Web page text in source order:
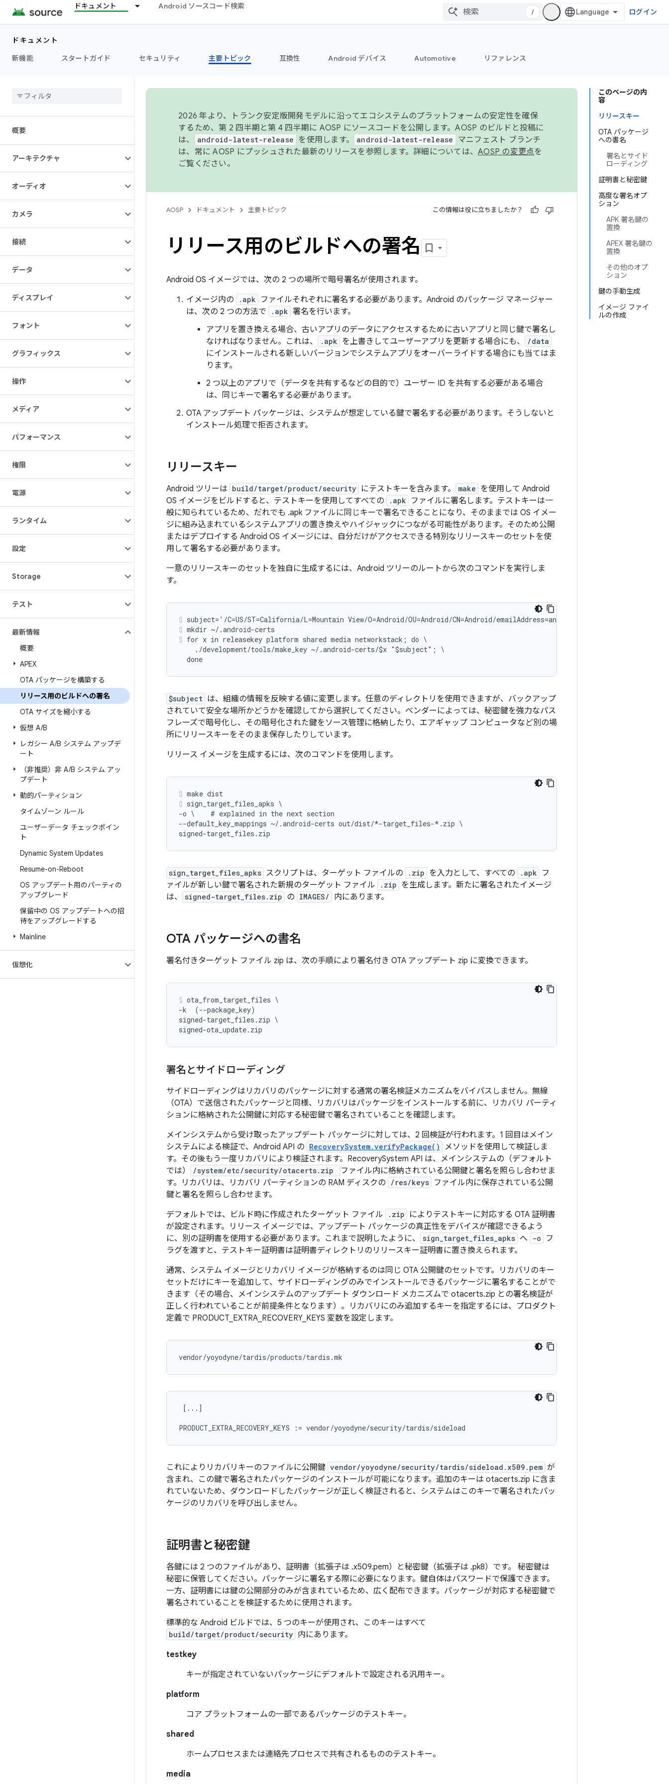
ドキュメント Android ソースコード検索
/ ログイン
ドキュメント
新機能
スタートガイド セキュリティ 主要トピック 互換性 Android デバイス Automotive リファレンス
概要
アーキテクチャ
オーディオ
カメラ
接続
データ
ディスプレイ
フォント
グラフィックス
操作
メディア
パフォーマンス
権限
電源
ランタイム
設定
Storage
テスト
最新情報
概要
APEX
OTA パッケージを構築する
リリース用のビルドへの署名
OTA サイズを縮小する
仮想 A/B
レガシー A/B システム アップデ
ート
（非推奨）非 A/B システム アッ
プデート
動的パーティション
タイムゾーン ルール
ユーザーデータ チェックポイン
ト
Dynamic System Updates
Resume-on-Reboot
OS アップデート用のパーティの
アップグレード
保留中の OS アップデートへの招
待をアップグレードする
Mainline
仮想化
このページの内
容
リリースキー
OTA パッケージ
への書名
署名とサイド
ローディング
証明書と秘密鍵
高度な署名オプ
ション
APK 署名鍵の
置換
APEX 署名鍵の
置換
その他のオプ
ション
鍵の手動生成
イメージ ファイ
ルの作成
2026 年より、トランク安定版開発モデルに沿ってエコシステムのプラットフォームの安定性を確保
するため、第 2 四半期と第 4 四半期に AOSP にソースコードを公開します。AOSP のビルドと投稿に
は、
android-latest-release を使用します。 android-latest-release
マニフェスト ブランチ
は、常に AOSP にプッシュされた最新のリリースを参照します。詳細については、 AOSP の変更点を
ご覧ください。
AOSP ドキュメント 主要トピック この情報は役に立ちましたか？
リリース用のビルドへの署名
Android OS イメージでは、次の 2 つの場所で暗号署名が使用されます。
イメージ内の
.apk
ファイルそれぞれに署名する必要があります。Android のパッケージ マネージャー
は、次の 2 つの方法で
.apk 署名を行います。
アプリを置き換える場合、古いアプリのデータにアクセスするために古いアプリと同じ鍵で署名し
なければなりません。これは、
.apk を上書きしてユーザーアプリを更新する場合にも、 /data
にインストールされる新しいバージョンでシステムアプリをオーバーライドする場合にも当てはま
ります。
2 つ以上のアプリで（データを共有するなどの目的で）ユーザー ID を共有する必要がある場合
は、同じキーで署名する必要があります。
OTA アップデート パッケージは、システムが想定している鍵で署名する必要があります。そうしないと
インストール処理で拒否されます。
リリースキー
Android ツリーは build/target/product/security にテストキーを含みます。 make を使用して Android
OS イメージをビルドすると、テストキーを使用してすべての
.apk
ファイルに署名します。テストキーは一
般に知られているため、だれでも .apk ファイルに同じキーで署名できることになり、そのままでは OS イメー
ジに組み込まれているシステムアプリの置き換えやハイジャックにつながる可能性があります。そのため公開
またはデプロイする Android OS イメージには、自分だけがアクセスできる特別な リリースキーのセットを使
用して署名する必要があります。
一意のリリースキーのセットを独自に生成するには、Android ツリーのルートから次のコマンドを実行しま
す。
subject='/C=US/ST=California/L=Mountain View/O=Android/OU=Android/CN=Android/emailAddress=android@android.com'
mkdir ~/.android-certs
for x in releasekey platform shared media networkstack; do \
    ./development/tools/make_key ~/.android-certs/$x "$subject"; \
  done
$subject は、組織の情報を反映する値に変更します。任意のディレクトリを使用できますが、バックアップ
されていて安全な場所かどうかを確認してから選択してください。ベンダーによっては、秘密鍵を強力なパス
フレーズで暗号化し、その暗号化された鍵をソース管理に格納したり、エアギャップ コンピュータなど別の場
所にリリースキーをそのまま保存したりしています。
リリース イメージを生成するには、次のコマンドを使用します。
make dist
sign_target_files_apks \
-o \    # explained in the next section
--default_key_mappings ~/.android-certs out/dist/*-target_files-*.zip \
signed-target_files.zip
sign_target_files_apks スクリプトは、ターゲット ファイルの .zip を入力として、すべての .apk
フ
ァイルが新しい鍵で署名された新規のターゲット ファイル
.zip を生成します。新たに署名されたイメージ
は、
signed-target_files.zip の IMAGES/ 内にあります。
OTA パッケージへの書名
署名付きターゲット ファイル zip は、次の手順により署名付き OTA アップデート zip に変換できます。
ota_from_target_files \
-k  (--package_key)
signed-target_files.zip \
signed-ota_update.zip
署名とサイドローディング
サイドローディングはリカバリのパッケージに対する通常の署名検証メカニズムをバイパスしません。無線
（OTA）で送信されたパッケージと同様、リカバリはパッケージをインストールする前に、リカバリ パーティ
ションに格納された公開鍵に対応する秘密鍵で署名されていることを確認します。
メインシステムから受け取ったアップデート パッケージに対しては、2 回検証が行われます。1 回目はメイン
システムによる検証で、Android API の RecoverySystem.verifyPackage()
メソッドを使用して検証しま
す。その後もう一度リカバリにより検証されます。RecoverySystem API は、メインシステムの（デフォルト
では）
/system/etc/security/otacerts.zip
ファイル内に格納されている公開鍵と署名を照らし合わせま
す。リカバリは、リカバリ パーティションの RAM ディスクの
/res/keys ファイル内に保存されている公開
鍵と署名を照らし合わせます。
デフォルトでは、ビルド時に作成されたターゲット ファイル
.zip
によりテストキーに対応する OTA 証明書
が設定されます。リリース イメージでは、アップデート パッケージの真正性をデバイスが確認できるよう
に、別の証明書を使用する必要があります。これまで説明したように、
sign_target_files_apks へ -o
フ
ラグを渡すと、テストキー証明書は証明書ディレクトリのリリースキー証明書に置き換えられます。
通常、システム イメージとリカバリ イメージが格納するのは同じ OTA 公開鍵のセットです。リカバリのキー
セットだけにキーを追加して、 サイドローディングのみでインストールできるパッケージに署名することがで
きます（その場合、メインシステムのアップデート ダウンロード メカニズムで otacerts.zip との署名検証が
正しく行われていることが前提条件となります）。リカバリにのみ追加するキーを指定するには、プロダクト
定義で PRODUCT_EXTRA_RECOVERY_KEYS 変数を設定します。
[...]
これによりリカバリキーのファイルに公開鍵 vendor/yoyodyne/security/tardis/sideload.x509.pem が
含まれ、この鍵で署名されたパッケージのインストールが可能になります。追加のキーは otacerts.zip に含ま
れていないため、ダウンロードしたパッケージが正しく検証されると、システムはこのキーで署名されたパッ
ケージのリカバリを呼び出しません。
証明書と秘密鍵
各鍵には 2 つのファイルがあり、 証明書（拡張子は .x509.pem）と秘密鍵（拡張子は .pk8）です。 秘密鍵は
秘密に保管してください。パッケージに署名する際に必要になります。鍵自体はパスワードで保護できます。
一方、証明書には鍵の公開部分のみが含まれているため、広く配布できます。パッケージが対応する秘密鍵で
署名されていることを検証するために使用されます。
標準的な Android ビルドでは、5 つのキーが使用され、このキーはすべて
build/target/product/security 内にあります。
testkey
キーが指定されていないパッケージにデフォルトで設定される汎用キー。
platform
コア プラットフォームの一部であるパッケージのテストキー。
shared
ホームプロセスまたは連絡先プロセスで共有されるもののテストキー。
media